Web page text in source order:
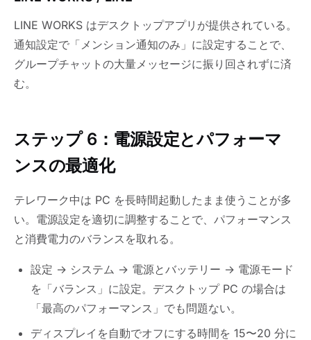
LINE WORKS はデスクトップアプリが提供されている。
通知設定で「メンション通知のみ」に設定することで、
グループチャットの大量メッセージに振り回されずに済
む。
ステップ 6：電源設定とパフォーマ
ンスの最適化
テレワーク中は PC を長時間起動したまま使うことが多
い。電源設定を適切に調整することで、パフォーマンス
と消費電力のバランスを取れる。
設定 → システム → 電源とバッテリー → 電源モード
を「バランス」に設定。デスクトップ PC の場合は
「最高のパフォーマンス」でも問題ない。
ディスプレイを自動でオフにする時間を 15〜20 分に